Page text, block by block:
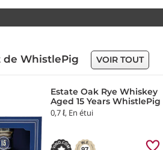
de WhistlePig VOIR TOUT
Estate Oak Rye Whiskey
Aged 15 Years WhistlePig
0,7 ℓ, En étui